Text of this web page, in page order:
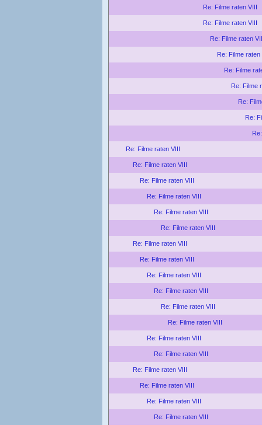
Re: Filme raten VIII
Re: Filme raten VIII
Re: Filme raten
Re: Filme raten
Re: Filme
Re: Filme
Re:
Re:
Re: Filme raten VIII
Re: Filme raten VIII
Re: Filme raten VIII
Re: Filme raten VIII
Re: Filme raten VIII
Re: Filme raten VIII
Re: Filme raten VIII
Re: Filme raten VIII
Re: Filme raten VIII
Re: Filme raten VIII
Re: Filme raten VIII
Re: Filme raten VIII
Re: Filme raten VIII
Re: Filme raten VIII
Re: Filme raten VIII
Re: Filme raten VIII
Re: Filme raten VIII
Re: Filme raten VIII